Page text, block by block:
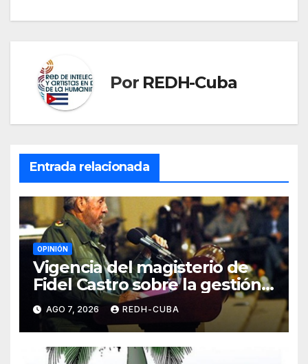
Por REDH-Cuba
Entrada relacionada
OPINIÓN
Vigencia del magisterio de
Fidel Castro sobre la gestión
del liderazgo revolucionario.
Por Jorge Luís Guach Estévez
AGO 7, 2026 REDH-CUBA